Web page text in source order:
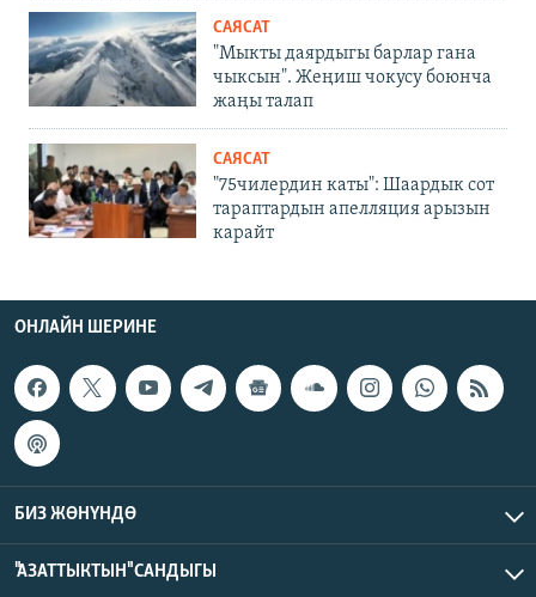
САЯСАТ
"Мыкты даярдыгы барлар гана
чыксын". Жеңиш чокусу боюнча
жаңы талап
САЯСАТ
"75чилердин каты": Шаардык сот
тараптардын апелляция арызын
карайт
ОНЛАЙН ШЕРИНЕ
БИЗ ЖӨНҮНДӨ
"АЗАТТЫКТЫН" САНДЫГЫ